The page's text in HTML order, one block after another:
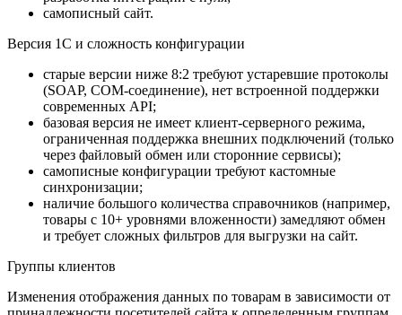
самописный сайт.
Версия 1С и сложность конфигурации
старые версии ниже 8:2 требуют устаревшие протоколы
(SOAP, COM-соединение), нет встроенной поддержки
современных API;
базовая версия не имеет клиент-серверного режима,
ограниченная поддержка внешних подключений (только
через файловый обмен или сторонние сервисы);
самописные конфигурации требуют кастомные
синхронизации;
наличие большого количества справочников (например,
товары с 10+ уровнями вложенности) замедляют обмен
и требует сложных фильтров для выгрузки на сайт.
Группы клиентов
Изменения отображения данных по товарам в зависимости от